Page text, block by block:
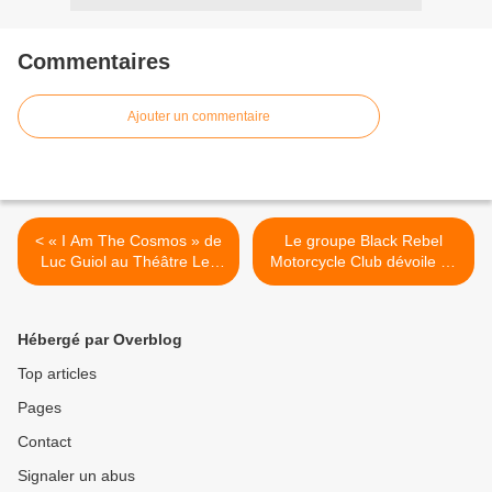
Commentaires
Ajouter un commentaire
< « I Am The Cosmos » de
Luc Guiol au Théâtre Les
Feux De La Rampe, nous y
Le groupe Black Rebel
Motorcycle Club dévoile un
nouvel album ! >
Hébergé par Overblog
Top articles
Pages
Contact
Signaler un abus